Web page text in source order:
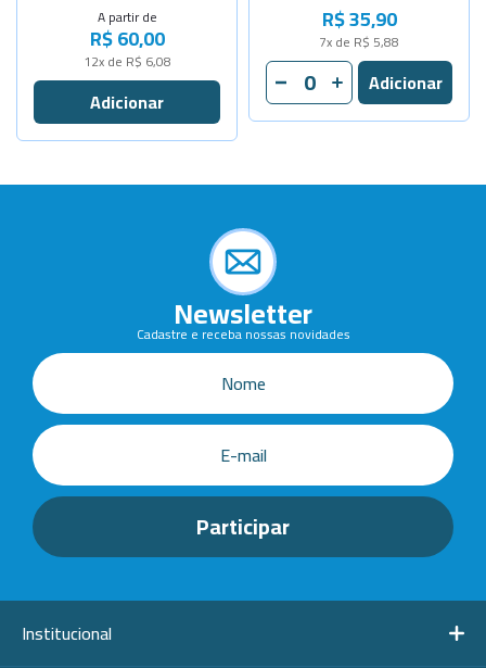
A partir de
R$ 60,00
12x de R$ 6,08
R$ 35,90
7x de R$ 5,88
Newsletter
Cadastre e receba nossas novidades
Institucional